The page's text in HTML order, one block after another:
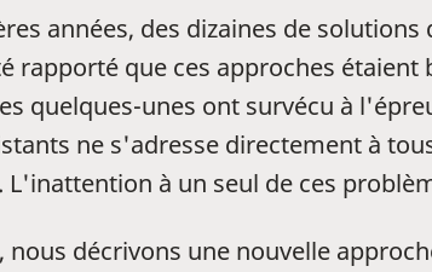
années, des dizaines de
rapporté que ces approches
quelques-unes ont survécu à
ne s'adresse directement à
L'inattention à un seul de ces
nous décrivons une nouvelle